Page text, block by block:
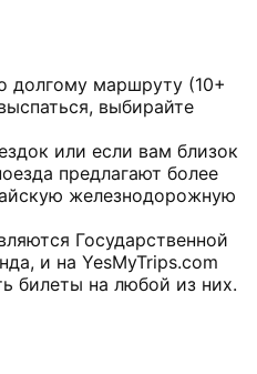
долгому маршруту (10+
выбирайте
или если вам близок
предлагают более
железнодорожную
Государственной
и на YesMyTrips.com
билеты на любой из них.